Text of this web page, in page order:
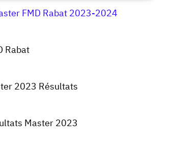
FMD Rabat 2023-2024
Rabat
2023 Résultats
Master 2023